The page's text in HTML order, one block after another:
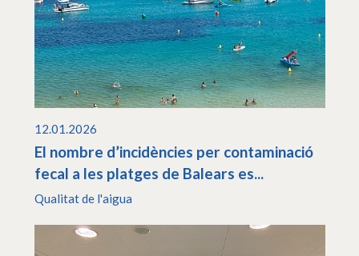
12.01.2026
El nombre d’incidències per contaminació
fecal a les platges de Balears es...
Qualitat de l'aigua